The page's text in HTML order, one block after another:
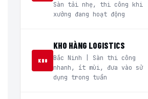
Sàn tải nhẹ, thi công khi
xưởng đang hoạt động
KHO
KHO HÀNG LOGISTICS
Bắc Ninh | Sàn thi công
nhanh, ít mùi, đưa vào sử
dụng trong tuần